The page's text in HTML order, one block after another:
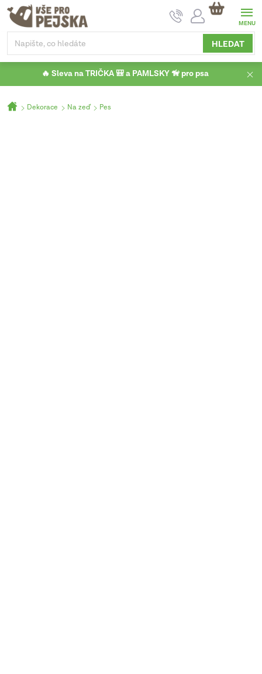
Přejít
obsah
HLEDAT
NÁKUPNÍ
KOŠÍK
🔥 Sleva na TRIČKA 🎒 a PAMLSKY 🦮 pro psa
DomůDekorace Na zeď Pes